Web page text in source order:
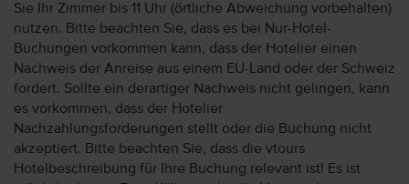
Sie Ihr Zimmer bis 11 Uhr (örtliche Abweichung vorbehalten)
nutzen. Bitte beachten Sie, dass es bei Nur-Hotel-
Buchungen vorkommen kann, dass der Hotelier einen
Nachweis der Anreise aus einem EU-Land oder der Schweiz
fordert. Sollte ein derartiger Nachweis nicht gelingen, kann
es vorkommen, dass der Hotelier
Nachzahlungsforderungen stellt oder die Buchung nicht
akzeptiert. Bitte beachten Sie, dass die vtours
Hotelbeschreibung für Ihre Buchung relevant ist! Es ist